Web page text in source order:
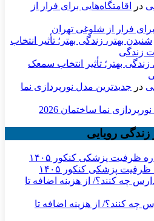
در
اقامتگاه‌هایی برای فرار از
برای فرار از شلوغی تهران
شنیدن بهتر، زندگی بهتر؛ تأثیر انتخاب
زندگی
زندگی بهتر؛ تأثیر انتخاب سمعک
در جدیدترین مدل نورپردازی نما
نما ساختمان 2026
زندگی رویایی
پزشکی کنکور ۱۴۰۵
چه کنند؟/ از هزینه اضافه تا